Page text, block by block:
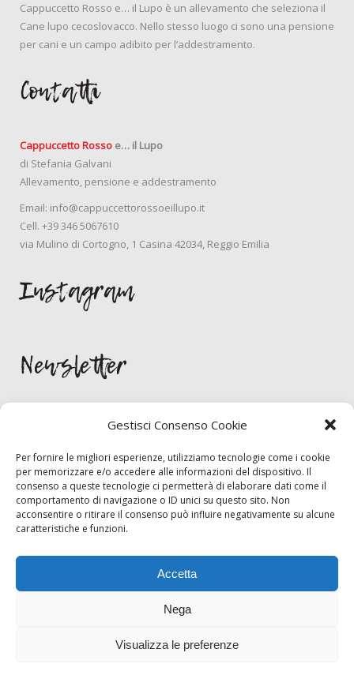
Gestisci Consenso Cookie
Per fornire le migliori esperienze, utilizziamo tecnologie come i cookie
per memorizzare e/o accedere alle informazioni del dispositivo. Il
consenso a queste tecnologie ci permetterà di elaborare dati come il
comportamento di navigazione o ID unici su questo sito. Non
acconsentire o ritirare il consenso può influire negativamente su alcune
caratteristiche e funzioni.
Accetta
Nega
Visualizza le preferenze
Cappuccetto Rosso e… il Lupo è un allevamento che seleziona il
Cane lupo cecoslovacco. Nello stesso luogo ci sono una pensione
per cani e un campo adibito per l’addestramento.
Contatti
Cappuccetto Rosso e… il Lupo
di Stefania Galvani
Allevamento, pensione e addestramento
Email: info@cappuccettorossoeillupo.it
Cell. +39 346 5067610
via Mulino di Cortogno, 1 Casina 42034, Reggio Emilia
Instagram
Newsletter
Per rimanere aggornato/a sulle novità lasciami la tua email. Giuro che
non la scrivo sui muri dei bagni!
Inizia chat